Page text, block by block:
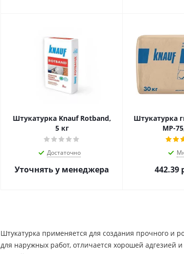
Штукатурка Knauf Rotband,
5 кг
Достаточно
Уточнять у менеджера
Штукатурка
МР-
442.39
Штукатурка применяется для создания прочного и
для наружных работ, отличается хорошей адгезией